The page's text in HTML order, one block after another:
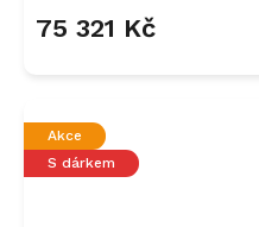
75 321 Kč
Akce
S dárkem